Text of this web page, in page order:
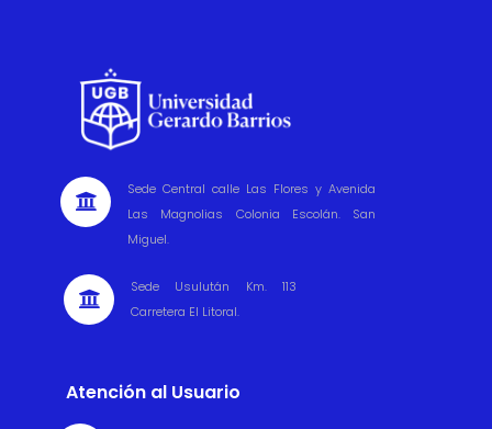

Sede Central calle Las Flores y Avenida
Las Magnolias Colonia Escolán. San
Miguel.

Sede Usulután Km. 113
Carretera El Litoral.
Atención al Usuario